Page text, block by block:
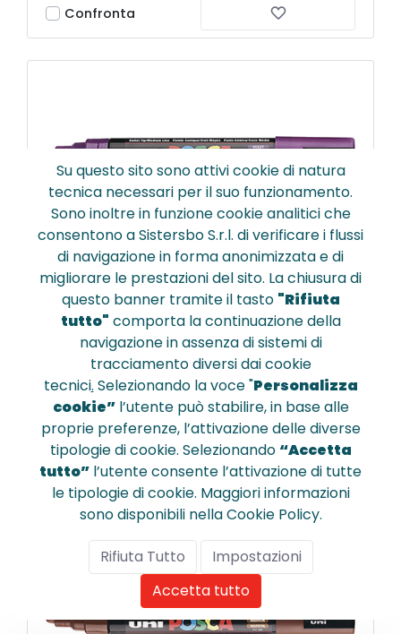
Confronta
M PC5M VI
Marcatore Uni posca punta media
pc-5m - viola 12
€ 2,870
Confronta
Su questo sito sono attivi cookie di natura
tecnica necessari per il suo funzionamento.
Sono inoltre in funzione cookie analitici che
consentono a Sistersbo S.r.l. di verificare i flussi
di navigazione in forma anonimizzata e di
migliorare le prestazioni del sito. La chiusura di
questo banner tramite il tasto "Rifiuta
tutto" comporta la continuazione della
navigazione in assenza di sistemi di
tracciamento diversi dai cookie
tecnici. Selezionando la voce "Personalizza
cookie”l’utente può stabilire, in base alle
proprie preferenze, l’attivazione delle diverse
tipologie di cookie. Selezionando “Accetta
tutto” l’utente consente l’attivazione di tutte
le tipologie di cookie. Maggiori informazioni
sono disponibili nella Cookie Policy.
Rifiuta Tutto
Impostazioni
Accetta tutto